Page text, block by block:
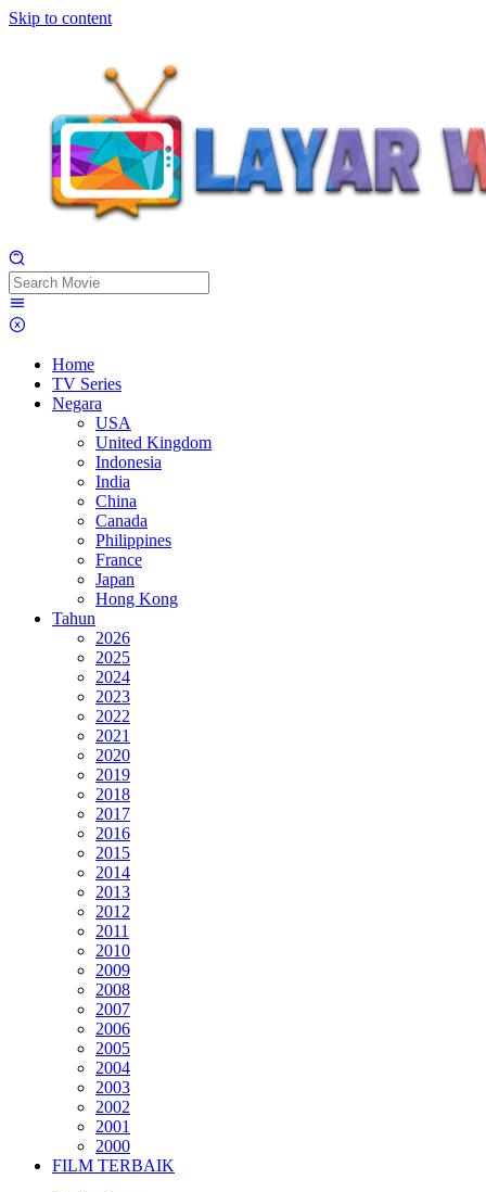
Skip to content
Home
TV Series
Negara
USA
United Kingdom
Indonesia
India
China
Canada
Philippines
France
Japan
Hong Kong
Tahun
2026
2025
2024
2023
2022
2021
2020
2019
2018
2017
2016
2015
2014
2013
2012
2011
2010
2009
2008
2007
2006
2005
2004
2003
2002
2001
2000
FILM TERBAIK